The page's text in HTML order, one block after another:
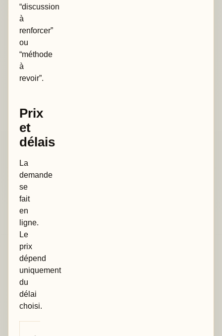
“discussion
à
renforcer”
ou
“méthode
à
revoir”.
Prix
et
délais
La
demande
se
fait
en
ligne.
Le
prix
dépend
uniquement
du
délai
choisi.